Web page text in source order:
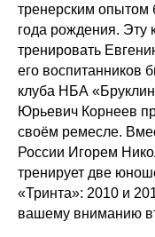
тренерским
года рождения. Эту
тренировать
его
клуба НБА
Юрьевич Корнеев
своём ремесле.
России Игорем
тренирует две
«Тринта»: 2010 и
вашему вниманию